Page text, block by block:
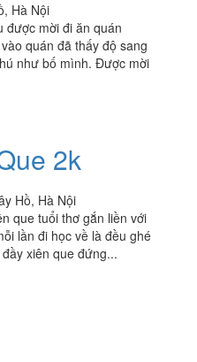
Hà Nội
được mời đi ăn quán
quán đã thấy độ sang
như bố mình. Được mời
2k
Hồ, Hà Nội
que tuổi thơ gắn liền với
lần đi học về là đều ghé
xiên que đứng...